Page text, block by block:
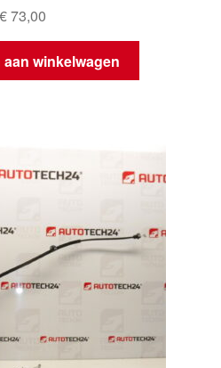
€73,00
winkelwagen